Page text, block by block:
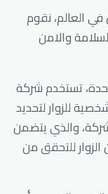
العالم، نقوم
والامن
تستخدم شركة
للزوار لتحديد
والذي يتضمن
للتحقق من